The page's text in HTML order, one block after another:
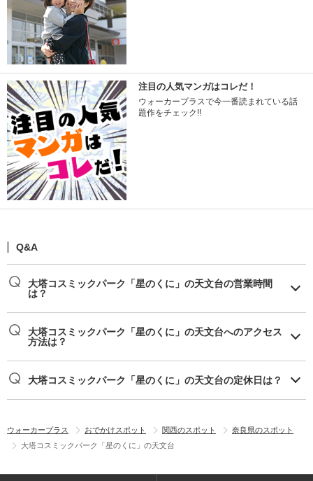
注目の人気マンガはコレだ！
ウォーカープラスで今一番読まれている話
題作をチェック!!
Q&A
大塔コスミックパーク「星のくに」の天文台の営業時間
は？
大塔コスミックパーク「星のくに」の天文台へのアクセス
方法は？
大塔コスミックパーク「星のくに」の天文台の定休日は？
ウォーカープラス おでかけスポット 関西のスポット
奈良県のスポット
大塔コスミックパーク「星のくに」の天文台